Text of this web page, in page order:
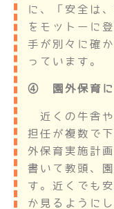
に、「安全は
をモットーに
手が別々に確
っています。
④ 園外保育に
近くの牛舎や
担任が複数で
外保育実施計
書いて教頭、
す。近くでも
か見るように